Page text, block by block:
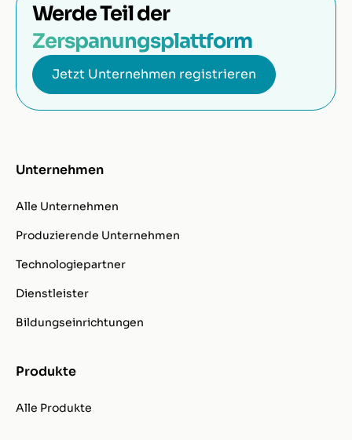
Werde Teil der
Zerspanungsplattform
Jetzt Unternehmen registrieren
Unternehmen
Alle Unternehmen
Produzierende Unternehmen
Technologiepartner
Dienstleister
Bildungseinrichtungen
Produkte
Alle Produkte